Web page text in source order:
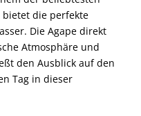
See
der beliebtesten
bietet die perfekte
Die Agape direkt
Atmosphäre und